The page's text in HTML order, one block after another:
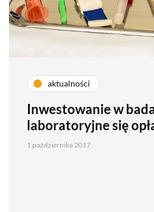
aktualności
Inwestowanie w
laboratoryjne się
1 października 2017